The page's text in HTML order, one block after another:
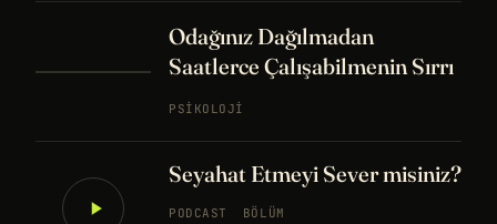
Odağınız Dağılmadan
Saatlerce Çalışabilmenin Sırrı
PSIKOLOJI
Seyahat Etmeyi Sever misiniz?
PODCAST
BÖLÜM